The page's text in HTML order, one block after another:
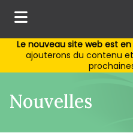
(Municipalité )
(Services aux
(Activités et loisirs )
Le nouveau site web est
ajouterons du contenu
Nouvelles